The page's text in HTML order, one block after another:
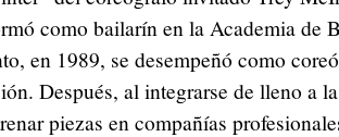
como bailarín en la Academia de
en 1989, se desempeñó como
Después, al integrarse de lleno a
piezas en compañías